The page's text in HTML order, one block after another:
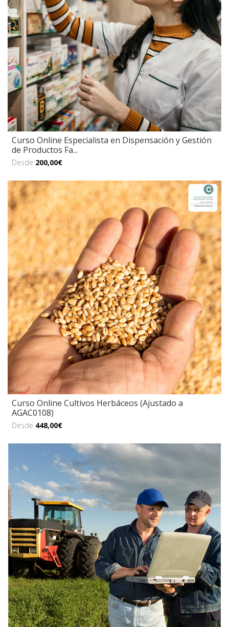
Curso Online Especialista en Dispensación y Gestión
de Productos Fa...
Desde 200,00€
Curso Online Cultivos Herbáceos (Ajustado a
AGAC0108)
Desde 448,00€